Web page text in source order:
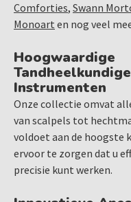
Comforties, Swann
Monoart en nog veel
Hoogwaardige
Instrumenten
Onze collectie omvat
van scalpels tot
voldoet aan de
ervoor te zorgen dat u
precisie kunt werken.